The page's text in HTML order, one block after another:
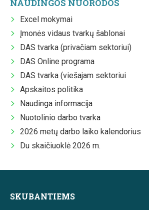
NAUDINGOS NUORODOS
Excel mokymai
Įmonės vidaus tvarkų šablonai
DAS tvarka (privačiam sektoriui)
DAS Online programa
DAS tvarka (viešajam sektoriui
Apskaitos politika
Naudinga informacija
Nuotolinio darbo tvarka
2026 metų darbo laiko kalendorius
Du skaičiuoklė 2026 m.
SKUBANTIEMS